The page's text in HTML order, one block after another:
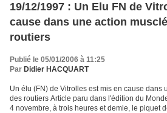
19/12/1997 : Un Elu FN de
cause dans une action
routiers
Publié le 05/01/2006 à 11:25
Par Didier HACQUART
Un élu (FN) de Vitrolles est mis en cause dans
des routiers Article paru dans l'édition du
4 novembre, à trois heures et demie, le piquet